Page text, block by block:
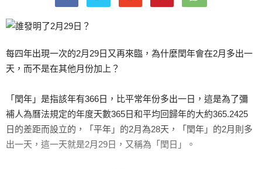
每四年出現一次的2月29日又再來臨，為什麼閏年會在2月多出一
天，而不是在其他月份加上？
「閏年」是指該年有366日，比平常年份多出一日，這是為了彌
補人為曆法規定的年度天數365日和平均回歸年的大約365.2425
日的差距而設立的，「平年」的2月為28天，「閏年」的2月則多
出一天，這一天就是2月29日，又稱為「閏日」。